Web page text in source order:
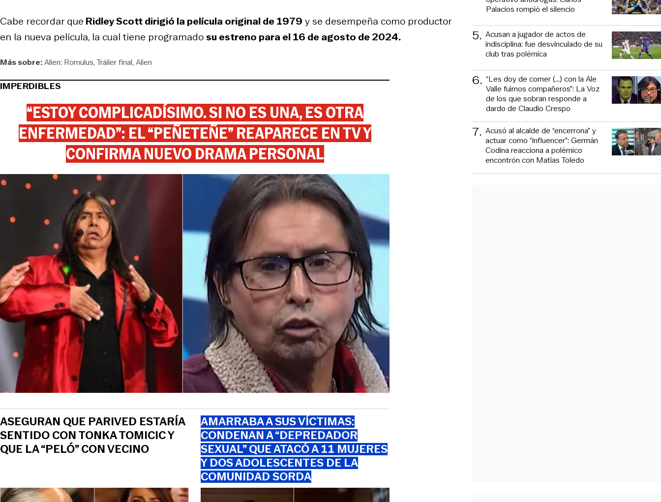
Cabe recordar que Ridley Scott dirigió la película original de 1979 y se desempeña como productor
en la nueva película, la cual tiene programadosu estreno para el 16 de agosto de 2024.
Más sobre:Alien: Romulus Tráiler final Alien
IMPERDIBLES
“ESTOY COMPLICADÍSIMO. SI NO ES UNA, ES OTRA
ENFERMEDAD”: EL “PEÑETEÑE” REAPARECE EN TV Y
CONFIRMA NUEVO DRAMA PERSONAL
ASEGURAN QUE PARIVED ESTARÍA
SENTIDO CON TONKA TOMICIC Y
QUE LA “PELÓ” CON VECINO
AMARRABA A SUS VÍCTIMAS:
CONDENAN A “DEPREDADOR
SEXUAL” QUE ATACÓ A 11 MUJERES
Y DOS ADOLESCENTES DE LA
COMUNIDAD SORDA
Palacios rompió el silencio
5. Acusan a jugador de actos de
indisciplina: fue desvinculado de su
club tras polémica
6. “Les doy de comer (...) con la Ale
Valle fuimos compañeros”: La Voz
de los que sobran responde a
dardo de Claudio Crespo
7. Acusó al alcalde de “encerrona” y
actuar como “influencer”: Germán
Codina reacciona a polémico
encontrón con Matías Toledo